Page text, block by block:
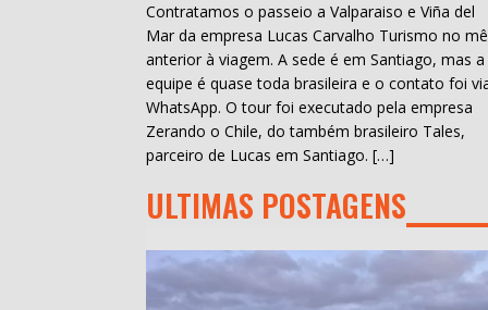
Contratamos o passeio a Valparaiso e Viña del
Mar da empresa Lucas Carvalho Turismo no
anterior à viagem. A sede é em Santiago, mas a
equipe é quase toda brasileira e o contato foi
WhatsApp. O tour foi executado pela empresa
Zerando o Chile, do também brasileiro Tales,
parceiro de Lucas em Santiago. […]
ULTIMAS POSTAGENS